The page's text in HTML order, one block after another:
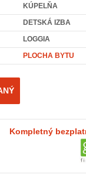
KÚPELŇA
DETSKÁ IZBA
LOGGIA
PLOCHA BYTU
Kompletný